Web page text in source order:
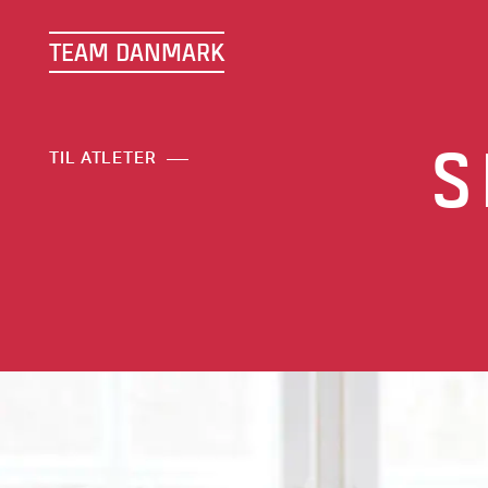
TEAM DANMARK
TIL ATLETER